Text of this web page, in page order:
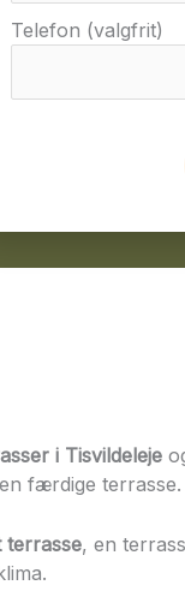
Telefon (valgfrit)
i Tisvildeleje
færdige terrasse.
, en